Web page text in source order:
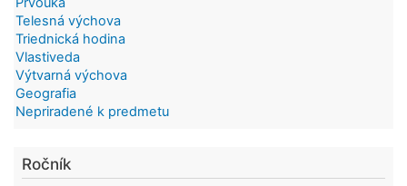
Telesná výchova
Triednická hodina
Vlastiveda
Výtvarná výchova
Geografia
Nepriradené k predmetu
Ročník